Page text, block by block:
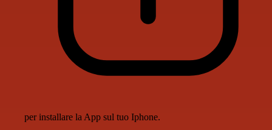
per installare la App sul tuo Iphone.